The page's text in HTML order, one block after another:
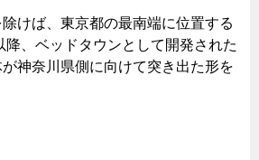
けば、東京都の最南端に位置する
、ベッドタウンとして開発された
神奈川県側に向けて突き出た形を